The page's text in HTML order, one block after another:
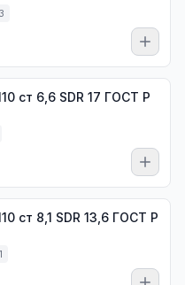
ст 6,6 SDR 17 ГОСТ Р
ст 8,1 SDR 13,6 ГОСТ Р